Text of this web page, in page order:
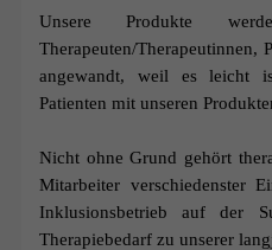
Unsere Produkte
Therapeuten/Therapeutinnen,
angewandt, weil es leicht
Patienten mit unseren
Nicht ohne Grund gehört
Mitarbeiter verschiedenster
Inklusionsbetrieb auf der
Therapiebedarf zu unserer